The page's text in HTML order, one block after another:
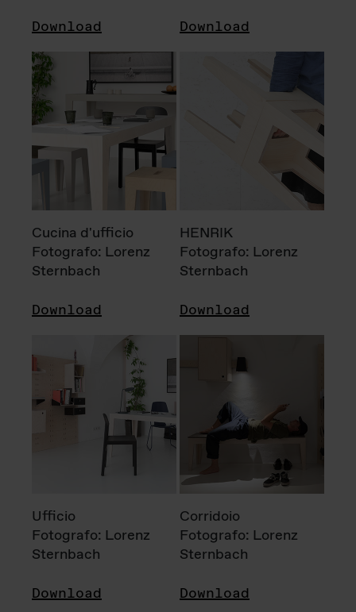
Download Download
Cucina d'ufficio
Fotografo: Lorenz
Sternbach
Download
HENRIK
Fotografo: Lorenz
Sternbach
Download
Ufficio
Fotografo: Lorenz
Sternbach
Download
Corridoio
Fotografo: Lorenz
Sternbach
Download